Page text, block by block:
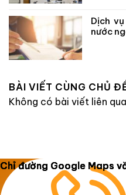
Dịch
nước
BÀI VIẾT CÙNG CHỦ
Không có bài viết liên
Copyright